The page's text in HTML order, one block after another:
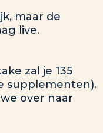
maar de
live.
zal je 135
supplementen).
over naar